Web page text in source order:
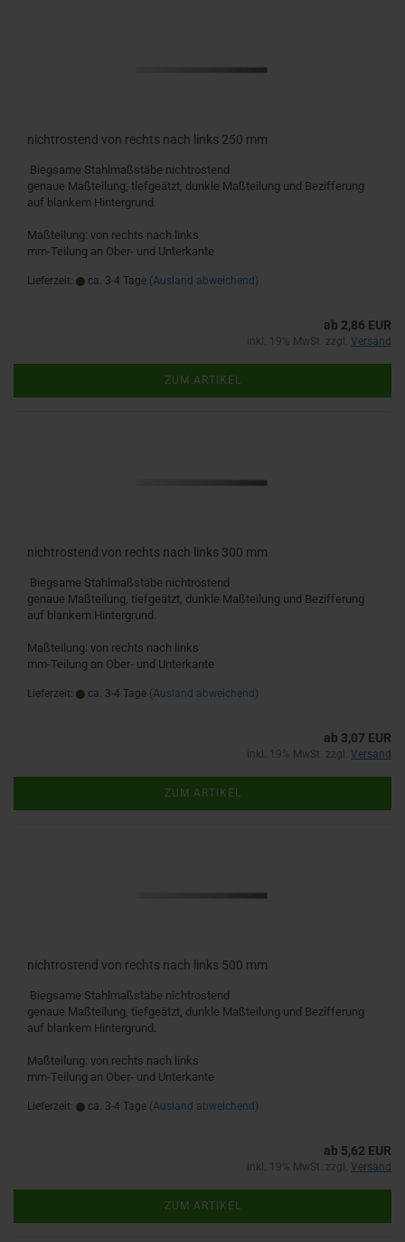
nichtrostend von rechts nach links 250 mm
Biegsame Stahlmaßstäbe nichtrostend
genaue Maßteilung, tiefgeätzt, dunkle Maßteilung und Bezifferung
auf blankem Hintergrund.
Maßteilung: von rechts nach links
mm-Teilung an Ober- und Unterkante
Lieferzeit: ca. 3-4 Tage (Ausland abweichend)
ab 2,86 EUR
inkl. 19% MwSt. zzgl. Versand
ZUM ARTIKEL
nichtrostend von rechts nach links 300 mm
Biegsame Stahlmaßstäbe nichtrostend
genaue Maßteilung, tiefgeätzt, dunkle Maßteilung und Bezifferung
auf blankem Hintergrund.
Maßteilung: von rechts nach links
mm-Teilung an Ober- und Unterkante
Lieferzeit: ca. 3-4 Tage (Ausland abweichend)
ab 3,07 EUR
inkl. 19% MwSt. zzgl. Versand
ZUM ARTIKEL
nichtrostend von rechts nach links 500 mm
Biegsame Stahlmaßstäbe nichtrostend
genaue Maßteilung, tiefgeätzt, dunkle Maßteilung und Bezifferung
auf blankem Hintergrund.
Maßteilung: von rechts nach links
mm-Teilung an Ober- und Unterkante
Lieferzeit: ca. 3-4 Tage (Ausland abweichend)
ab 5,62 EUR
inkl. 19% MwSt. zzgl. Versand
ZUM ARTIKEL